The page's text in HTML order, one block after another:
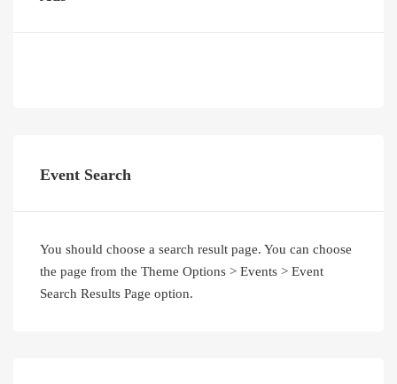
Event Search
You should choose a search result page. You can choose
the page from the Theme Options > Events > Event
Search Results Page option.